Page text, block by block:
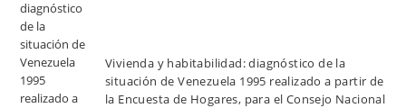
Vivienda y habitabilidad: diagnóstico de la
situación de Venezuela 1995 realizado a partir de
la Encuesta de Hogares, para el Consejo Nacional